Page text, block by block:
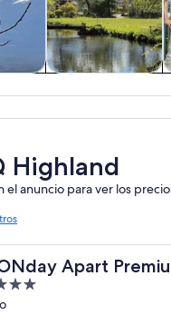
actividades al
aire libre
Highland
anuncio para ver los
Apart